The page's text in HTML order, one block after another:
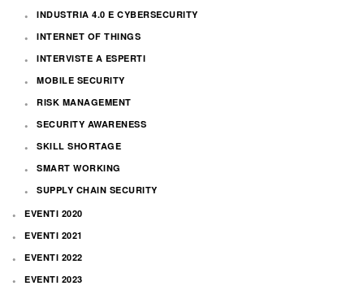
INDUSTRIA 4.0 E CYBERSECURITY
INTERNET OF THINGS
INTERVISTE A ESPERTI
MOBILE SECURITY
RISK MANAGEMENT
SECURITY AWARENESS
SKILL SHORTAGE
SMART WORKING
SUPPLY CHAIN SECURITY
EVENTI 2020
EVENTI 2021
EVENTI 2022
EVENTI 2023